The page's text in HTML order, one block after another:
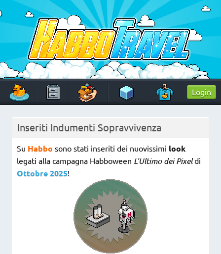
Skip
to
content
HabboTravel
Un viaggio di pixel!
Login
Inseriti Indumenti Sopravvivenza
Su Habbo sono stati inseriti dei nuovissimi look
legati alla campagna Habboween L'Ultimo dei Pixeldi
Ottobre2025!